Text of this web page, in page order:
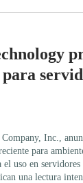
Inc.,
para
el uso en
una lectura